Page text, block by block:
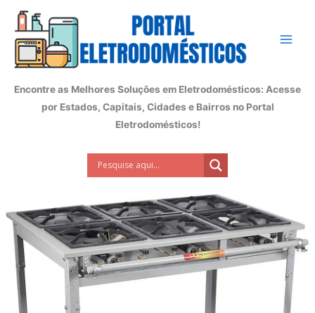
conteúdo
Encontre as Melhores Soluções em Eletrodomésticos: Acesse
por Estados, Capitais, Cidades e Bairros no Portal
Eletrodomésticos!